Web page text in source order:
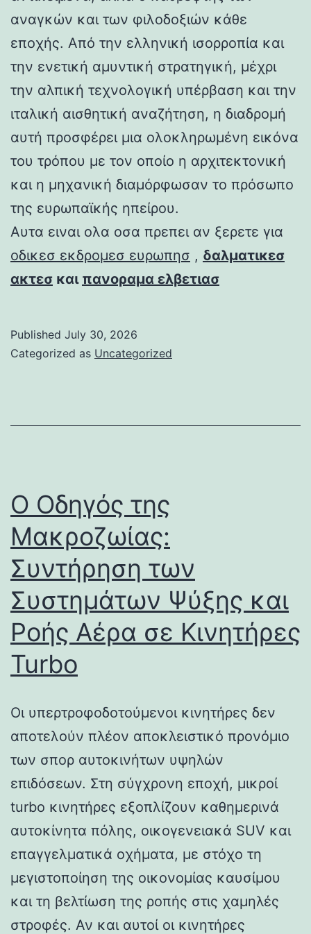
αναγκών και των φιλοδοξιών κάθε
εποχής. Από την ελληνική ισορροπία και
την ενετική αμυντική στρατηγική, μέχρι
την αλπική τεχνολογική υπέρβαση και την
ιταλική αισθητική αναζήτηση, η διαδρομή
αυτή προσφέρει μια ολοκληρωμένη εικόνα
του τρόπου με τον οποίο η αρχιτεκτονική
και η μηχανική διαμόρφωσαν το πρόσωπο
της ευρωπαϊκής ηπείρου.
Αυτα ειναι ολα οσα πρεπει αν ξερετε για
οδικεσ εκδρομεσ ευρωπησ , δαλματικεσ
ακτεσ και πανοραμα ελβετιασ
Published July 30, 2026
Categorized as Uncategorized
Ο Οδηγός της
Μακροζωίας:
Συντήρηση των
Συστημάτων Ψύξης και
Ροής Αέρα σε Κινητήρες
Turbo
Οι υπερτροφοδοτούμενοι κινητήρες δεν
αποτελούν πλέον αποκλειστικό προνόμιο
των σπορ αυτοκινήτων υψηλών
επιδόσεων. Στη σύγχρονη εποχή, μικροί
turbo κινητήρες εξοπλίζουν καθημερινά
αυτοκίνητα πόλης, οικογενειακά SUV και
επαγγελματικά οχήματα, με στόχο τη
μεγιστοποίηση της οικονομίας καυσίμου
και τη βελτίωση της ροπής στις χαμηλές
στροφές. Αν και αυτοί οι κινητήρες